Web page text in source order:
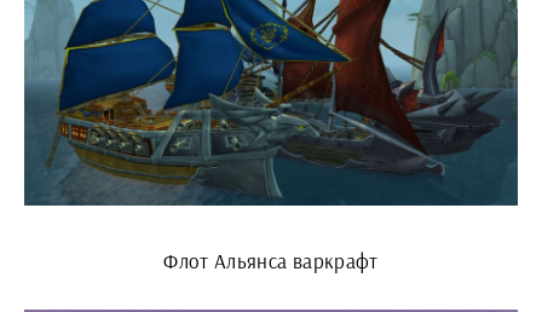
Флот Альянса варкрафт